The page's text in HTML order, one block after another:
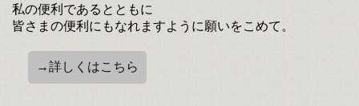
私の便利であるとともに
皆さまの便利にもなれますように願いをこめて。
→詳しくはこちら